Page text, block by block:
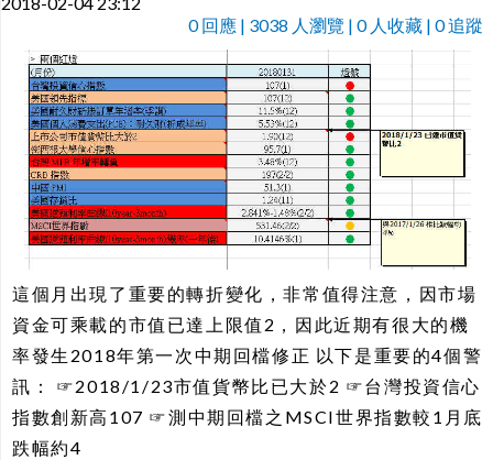
0回應 | 3038 人瀏覽 | 0 人收藏 | 0 追蹤
這個月出現了重要的轉折變化，非常值得注意，因市場
資金可乘載的市值已達上限值2，因此近期有很大的機
率發生2018年第一次中期回檔修正 以下是重要的4個警
訊： ☞2018/1/23市值貨幣比已大於2 ☞台灣投資信心
指數創新高107 ☞測中期回檔之MSCI世界指數較1月底
跌幅約4